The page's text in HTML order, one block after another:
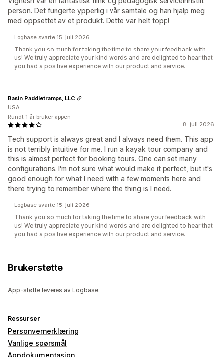
person. Det fungerte ypperlig i vår samtale og han hjalp meg
med oppsettet av et produkt. Dette var helt topp!
Logbase svarte 15. juli 2026
Thank you so much for taking the time to share your feedback with
us! We truly appreciate your kind words and are delighted to hear that
you had a positive experience with our product and service.
8. juli 2026
Tech support is always great and I always need them. This app
is not terribly intuitive for me. I run a kayak tour company and
this is almost perfect for booking tours. One can set many
configurations. I'm not sure what would make it perfect, but it's
good enough for what I need with a few moments here and
there trying to remember where the thing is I need.
Basin Paddletramps, LLC
USA
Rundt 1 år bruker appen
Logbase svarte 15. juli 2026
Thank you so much for taking the time to share your feedback with
us! We truly appreciate your kind words and are delighted to hear that
you had a positive experience with our product and service.
Brukerstøtte
App-støtte leveres av Logbase.
Ressurser
Personvernerklæring
Vanlige spørsmål
Appdokumentasjon